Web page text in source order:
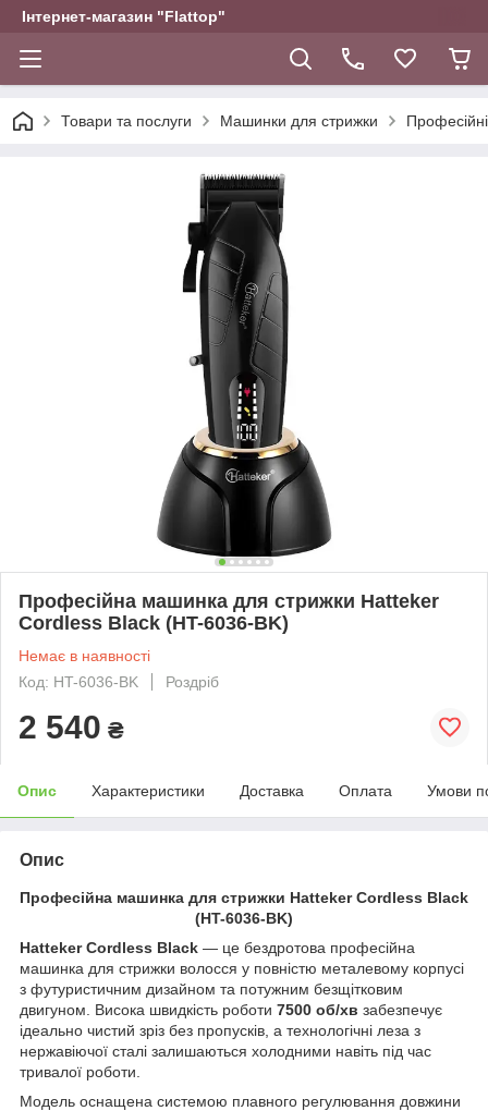
Інтернет-магазин "Flattop"
Товари та послуги Машинки для стрижки
Професійна машинка для стрижки Hatteker
Cordless Black (HT-6036-BK)
Немає в наявності
Код: HT-6036-BK
Роздріб
2 540 ₴
Опис Характеристики Доставка Оплата Умови
Опис
Професійна машинка для стрижки Hatteker Cordless Black
(HT-6036-BK)
Hatteker Cordless Black — це бездротова професійна
машинка для стрижки волосся у повністю металевому корпусі
з футуристичним дизайном та потужним безщітковим
двигуном. Висока швидкість роботи 7500 об/хв забезпечує
ідеально чистий зріз без пропусків, а технологічні леза з
нержавіючої сталі залишаються холодними навіть під час
тривалої роботи.
Модель оснащена системою плавного регулювання довжини